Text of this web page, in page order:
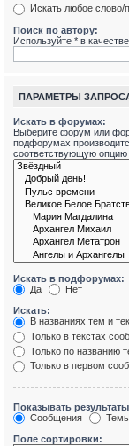
Искать любое слово/
Поиск по автору:
Используйте * в
ПАРАМЕТРЫ
Искать в форумах:
Выберите форум или
подфорумах
соответствующую опцию
Искать в подфорумах:
Да
Нет
Искать:
В названиях тем и
Только в текстах
Только по названию
Только в первом
Показывать
Сообщения
Поле сортировки: